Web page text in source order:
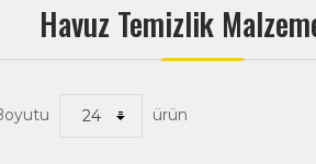
Havuz Temizlik
ürün